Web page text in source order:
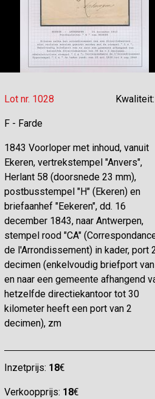
Lot nr. 1028
F - Farde
1843 Voorloper met inhoud, vanuit
Ekeren, vertrekstempel "Anvers",
Herlant 58 (doorsnede 23 mm),
postbusstempel "H" (Ekeren) en
briefaanhef "Eekeren", dd. 16
december 1843, naar Antwerpen,
stempel rood "CA"
de l'Arrondissement) in kader, port
decimen (enkelvoudig briefport van
en naar een gemeente afhangend
hetzelfde directiekantoor tot 30
kilometer heeft een port van 2
decimen), zm
Inzetprijs: 18€
Verkoopprijs: 18€